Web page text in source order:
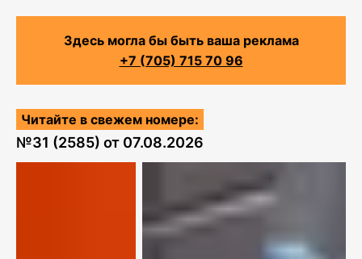
Здесь могла бы быть ваша реклама
+7 (705) 715 70 96
Читайте в свежем номере:
№31 (2585) от 07.08.2026